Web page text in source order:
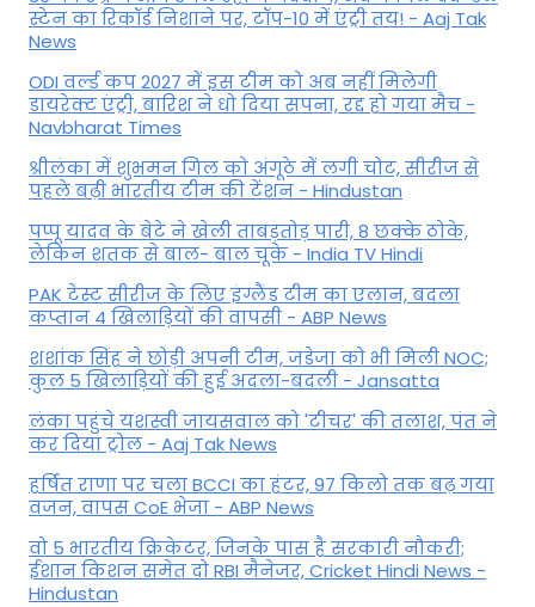
स्टेन का रिकॉर्ड निशाने पर, टॉप-10 में एंट्री तय! - Aaj Tak
News
ODI वर्ल्ड कप 2027 में इस टीम को अब नहीं मिलेगी
डायरेक्ट एंट्री, बारिश ने धो दिया सपना, रद्द हो गया मैच -
Navbharat Times
श्रीलंका में शुभमन गिल को अंगूठे में लगी चोट, सीरीज से
पहले बढ़ी भारतीय टीम की टेंशन - Hindustan
पप्पू यादव के बेटे ने खेली ताबड़तोड़ पारी, 8 छक्के ठोके,
लेकिन शतक से बाल- बाल चूके - India TV Hindi
PAK टेस्ट सीरीज के लिए इंग्लैंड टीम का एलान, बदला
कप्तान 4 खिलाड़ियों की वापसी - ABP News
शशांक सिंह ने छोड़ी अपनी टीम, जडेजा को भी मिली NOC;
कुल 5 खिलाड़ियों की हुई अदला-बदली - Jansatta
लंका पहुंचे यशस्वी जायसवाल को 'टीचर' की तलाश, पंत ने
कर द‍िया ट्रोल - Aaj Tak News
हर्षित राणा पर चला BCCI का हंटर, 97 किलो तक बढ़ गया
वजन, वापस CoE भेजा - ABP News
वो 5 भारतीय क्रिकेटर, जिनके पास है सरकारी नौकरी;
ईशान किशन समेत दो RBI मैनेजर, Cricket Hindi News -
Hindustan